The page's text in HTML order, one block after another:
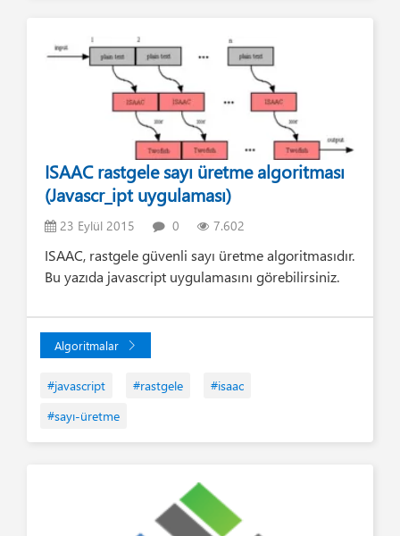
ISAAC rastgele sayı üretme algoritması
(Javascr_ipt uygulaması)
23 Eylül 2015 0 7.602
ISAAC, rastgele güvenli sayı üretme algoritmasıdır.
Bu yazıda javascript uygulamasını görebilirsiniz.
Algoritmalar
#javascript #rastgele
#isaac
#sayı-üretme